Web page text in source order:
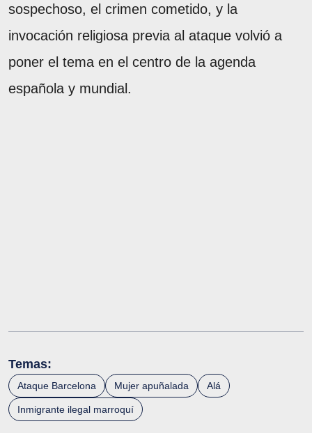
sospechoso, el crimen cometido, y la
invocación religiosa previa al ataque volvió a
poner el tema en el centro de la agenda
española y mundial.
Temas:
Ataque Barcelona Mujer apuñalada Alá
Inmigrante ilegal marroquí